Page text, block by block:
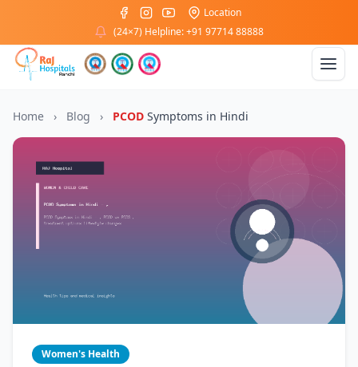
Location
(24×7) Helpline: +91 97714 88888
Home › Blog › PCOD Symptoms in Hindi
Women's Health